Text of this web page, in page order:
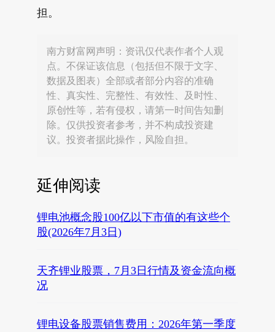
担。
南方财富网声明：资讯仅代表作者个人观
点。不保证该信息（包括但不限于文字、
数据及图表）全部或者部分内容的准确
性、真实性、完整性、有效性、及时性、
原创性等，若有侵权，请第一时间告知删
除。仅供投资者参考，并不构成投资建
议。投资者据此操作，风险自担。
延伸阅读
锂电池概念股100亿以下市值的有这些个
股(2026年7月3日)
天齐锂业股票，7月3日行情及资金流向概
况
锂电设备股票销售费用：2026年第一季度